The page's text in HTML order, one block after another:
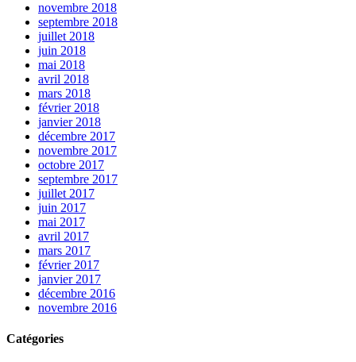
novembre 2018
septembre 2018
juillet 2018
juin 2018
mai 2018
avril 2018
mars 2018
février 2018
janvier 2018
décembre 2017
novembre 2017
octobre 2017
septembre 2017
juillet 2017
juin 2017
mai 2017
avril 2017
mars 2017
février 2017
janvier 2017
décembre 2016
novembre 2016
Catégories